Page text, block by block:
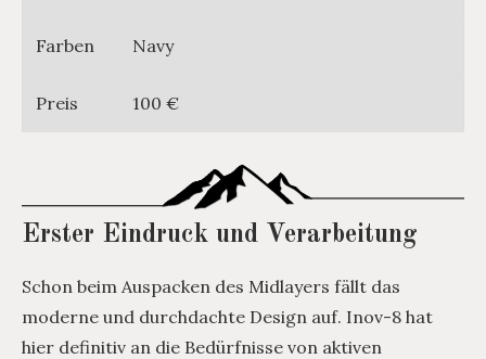
Farben Navy
Preis 100 €
Erster Eindruck und Verarbeitung
Schon beim Auspacken des Midlayers fällt das
moderne und durchdachte Design auf. Inov-8 hat
hier definitiv an die Bedürfnisse von aktiven